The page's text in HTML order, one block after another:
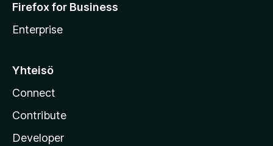
Firefox for Business
Enterprise
Yhteisö
Connect
Contribute
Developer